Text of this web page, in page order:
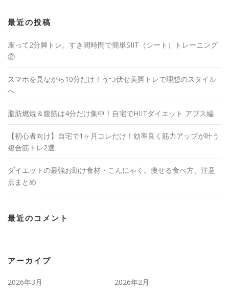
最近の投稿
座って2分脚トレ。すき間時間で簡単SIIT（シート）トレーニング
②
スマホを見ながら10分だけ！うつ伏せ美脚トレで理想のスタイル
へ
脂肪燃焼＆腹筋は4分だけ集中！自宅でHIITダイエット アブス編
【初心者向け】自宅で1ヶ月コレだけ！効率良く筋力アップが叶う
複合筋トレ2選
ダイエットの最強お助け食材・こんにゃく。痩せる食べ方、注意
点まとめ
最近のコメント
アーカイブ
2026年3月
2026年2月